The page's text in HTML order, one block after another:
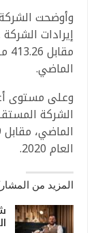
وأوضحت الشركة
الماضي.
وعلى مستوى
العام 2020.
المزيد من